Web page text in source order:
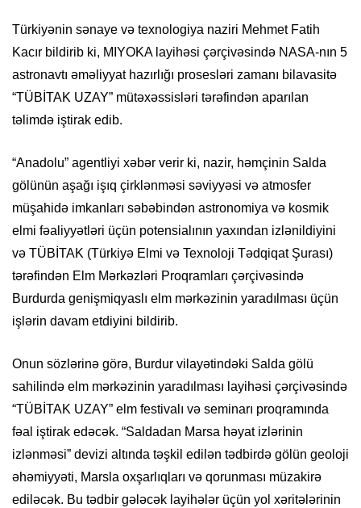
Türkiyənin sənaye və texnologiya naziri Mehmet Fatih
Kacır bildirib ki, MIYOKA layihəsi çərçivəsində NASA-nın 5
astronavtı əməliyyat hazırlığı prosesləri zamanı bilavasitə
“TÜBİTAK UZAY” mütəxəssisləri tərəfindən aparılan
təlimdə iştirak edib.
“Anadolu” agentliyi xəbər verir ki, nazir, həmçinin Salda
gölünün aşağı işıq çirklənməsi səviyyəsi və atmosfer
müşahidə imkanları səbəbindən astronomiya və kosmik
elmi fəaliyyətləri üçün potensialının yaxından izlənildiyini
və TÜBİTAK (Türkiyə Elmi və Texnoloji Tədqiqat Şurası)
tərəfindən Elm Mərkəzləri Proqramları çərçivəsində
Burdurda genişmiqyaslı elm mərkəzinin yaradılması üçün
işlərin davam etdiyini bildirib.
Onun sözlərinə görə, Burdur vilayətindəki Salda gölü
sahilində elm mərkəzinin yaradılması layihəsi çərçivəsində
“TÜBİTAK UZAY” elm festivalı və seminarı proqramında
fəal iştirak edəcək. “Saldadan Marsa həyat izlərinin
izlənməsi” devizi altında təşkil edilən tədbirdə gölün geoloji
əhəmiyyəti, Marsla oxşarlıqları və qorunması müzakirə
ediləcək. Bu tədbir gələcək layihələr üçün yol xəritələrinin